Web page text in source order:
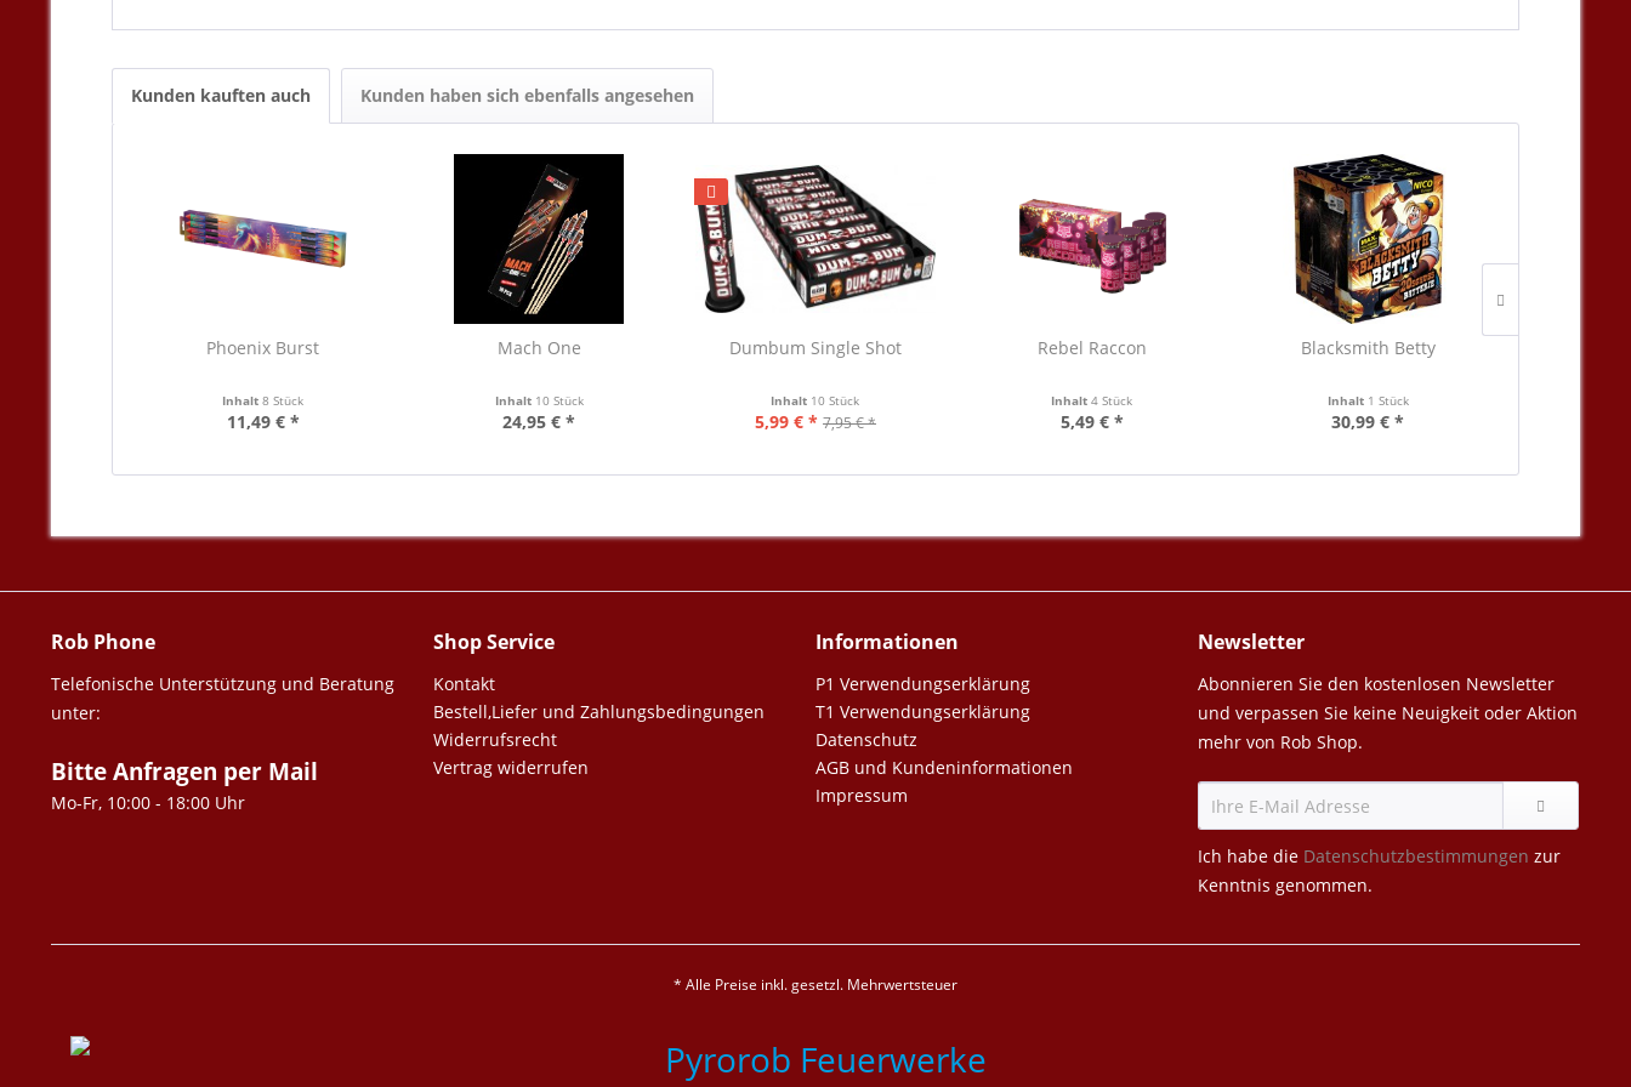
Kunden kauften auch Kunden haben sich ebenfalls angesehen
Phoenix Burst
Inhalt8 Stück
11,49 € *
Mach One
Inhalt 10 Stück
24,95 € *
Dumbum Single Shot
Inhalt 10 Stück
5,99 € * 7,95 € *
Rebel Raccon
Inhalt4 Stück
5,49 € *
Blacksmith Betty
Inhalt 1 Stück
30,99 € *
Rob Phone
Telefonische Unterstützung und Beratung
unter:
Bitte Anfragen per Mail
Mo-Fr, 10:00 - 18:00 Uhr
Shop Service
Kontakt
Bestell,Liefer und Zahlungsbedingungen
Widerrufsrecht
Vertrag widerrufen
Informationen
P1 Verwendungserklärung
T1 Verwendungserklärung
Datenschutz
AGB und Kundeninformationen
Impressum
Newsletter
Abonnieren Sie den kostenlosen Newsletter
und verpassen Sie keine Neuigkeit oder Aktion
mehr von Rob Shop.
Ich habe die Datenschutzbestimmungen zur
Kenntnis genommen.
* Alle Preise inkl. gesetzl. Mehrwertsteuer